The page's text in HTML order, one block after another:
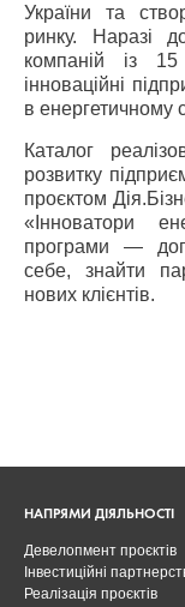
України та
ринку. Наразі
компаній із
інноваційні
в енергетичному
Каталог
розвитку
проєктом
«Інноватори
програми —
себе, знайти
нових клієнтів.
НАПРЯМИ ДІЯЛЬНОСТІ
Девелопмент проєктів
Інвестиційні
Реалізація проєктів